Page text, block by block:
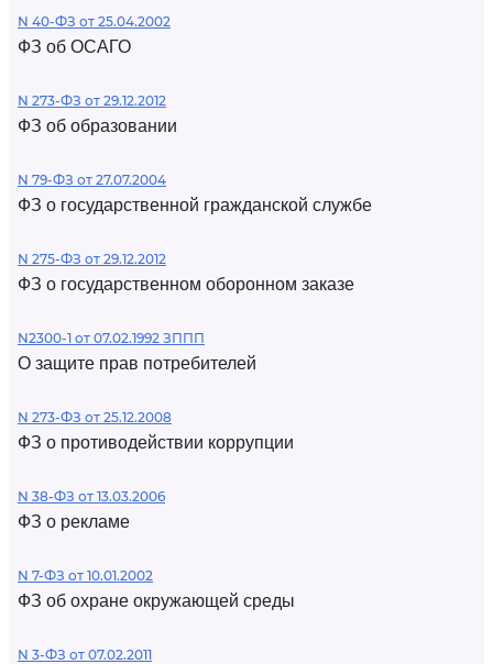
N 40-ФЗ от 25.04.2002
ФЗ об ОСАГО
N 273-ФЗ от 29.12.2012
ФЗ об образовании
N 79-ФЗ от 27.07.2004
ФЗ о государственной гражданской службе
N 275-ФЗ от 29.12.2012
ФЗ о государственном оборонном заказе
N2300-1 от 07.02.1992 ЗППП
О защите прав потребителей
N 273-ФЗ от 25.12.2008
ФЗ о противодействии коррупции
N 38-ФЗ от 13.03.2006
ФЗ о рекламе
N 7-ФЗ от 10.01.2002
ФЗ об охране окружающей среды
N 3-ФЗ от 07.02.2011